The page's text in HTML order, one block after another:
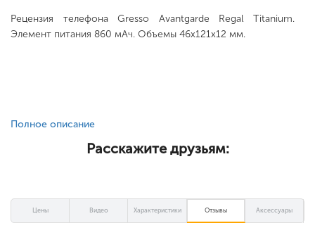
Рецензия телефона Gresso Avantgarde Regal Titanium.
Элемент питания 860 мАч. Объемы 46x121x12 мм.
Полное описание
Расскажите друзьям:
Цены Видео Характеристики Отзывы Аксессуары